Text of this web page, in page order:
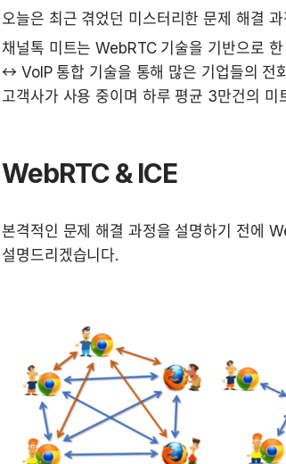
오늘은 최근 겪었던 미스터리한 문제 해결
채널톡 미트는 WebRTC 기술을 기반으로
↔ VoIP 통합 기술을 통해 많은 기업들의 전
고객사가 사용 중이며 하루 평균 3만건의 미
WebRTC & ICE
본격적인 문제 해결 과정을 설명하기 전에
설명드리겠습니다.